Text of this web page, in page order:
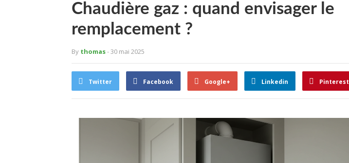
Chaudière gaz : quand envisager le
remplacement ?
By thomas- 30 mai 2025
Twitter Facebook Google+ Linkedin Pinterest